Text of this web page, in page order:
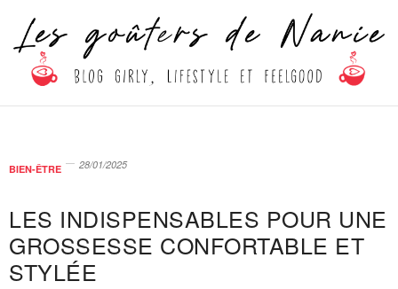
BIEN-ÊTRE 28/01/2025
LES INDISPENSABLES POUR UNE
GROSSESSE CONFORTABLE ET
STYLÉE